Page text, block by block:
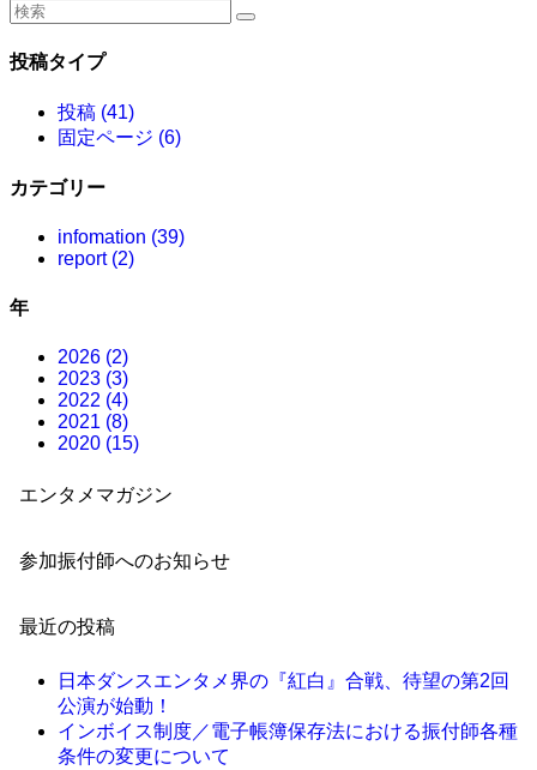
投稿タイプ
投稿 (41)
固定ページ (6)
カテゴリー
infomation (39)
report (2)
年
2026 (2)
2023 (3)
2022 (4)
2021 (8)
2020 (15)
エンタメマガジン
参加振付師へのお知らせ
最近の投稿
日本ダンスエンタメ界の『紅白』合戦、待望の第2回
公演が始動！
インボイス制度／電子帳簿保存法における振付師各種
条件の変更について